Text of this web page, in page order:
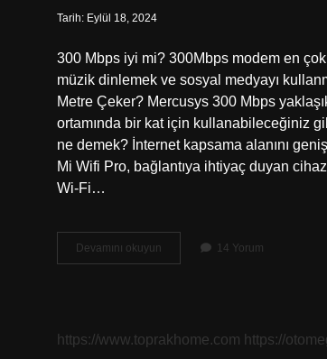
Tarih: Eylül 18, 2024
300 Mbps iyi mi? 300Mbps modem en
müzik dinlemek ve sosyal medyayı
Metre Çeker? Mercusys 300 Mbps
ortamında bir kat için kullanabileceğiniz
ne demek? İnternet kapsama alanını
Mi Wifi Pro, bağlantıya ihtiyaç duyan
Wi-Fi…
Devamını okuyun
Fi
Demek
14 Yorum
https://www.toprakhome.com https://